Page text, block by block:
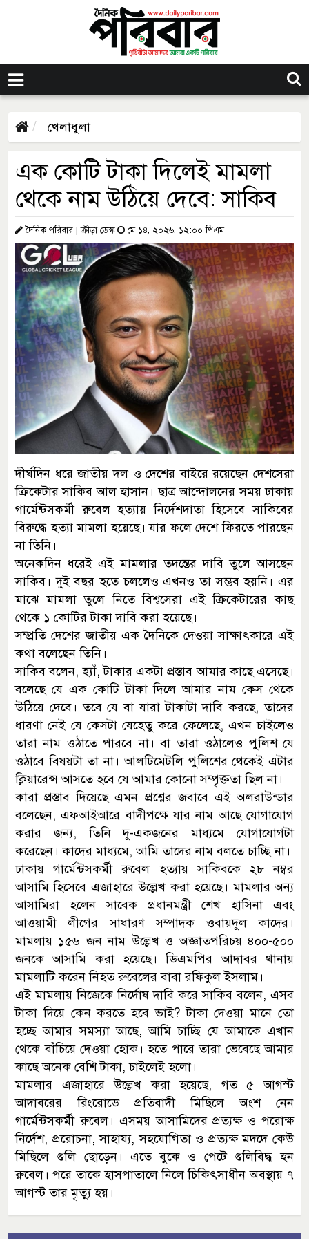
খেলাধুলা
এক কোটি টাকা দিলেই মামলা
থেকে নাম উঠিয়ে দেবে: সাকিব
দৈনিক পরিবার | ক্রীড়া ডেস্ক মে ১৪, ২০২৬, ১২:০০ পিএম
দীর্ঘদিন ধরে জাতীয় দল ও দেশের বাইরে রয়েছেন দেশসেরা
ক্রিকেটার সাকিব আল হাসান। ছাত্র আন্দোলনের সময় ঢাকায়
গার্মেন্টসকর্মী রুবেল হত্যায় নির্দেশদাতা হিসেবে সাকিবের
বিরুদ্ধে হত্যা মামলা হয়েছে। যার ফলে দেশে ফিরতে পারছেন
না তিনি।
অনেকদিন ধরেই এই মামলার তদন্তের দাবি তুলে আসছেন
সাকিব। দুই বছর হতে চললেও এখনও তা সম্ভব হয়নি। এর
মাঝে মামলা তুলে নিতে বিশ্বসেরা এই ক্রিকেটারের কাছ
থেকে ১ কোটির টাকা দাবি করা হয়েছে।
সম্প্রতি দেশের জাতীয় এক দৈনিকে দেওয়া সাক্ষাৎকারে এই
কথা বলেছেন তিনি।
সাকিব বলেন, হ্যাঁ, টাকার একটা প্রস্তাব আমার কাছে এসেছে।
বলেছে যে এক কোটি টাকা দিলে আমার নাম কেস থেকে
উঠিয়ে দেবে। তবে যে বা যারা টাকাটা দাবি করছে, তাদের
ধারণা নেই যে কেসটা যেহেতু করে ফেলেছে, এখন চাইলেও
তারা নাম ওঠাতে পারবে না। বা তারা ওঠালেও পুলিশ যে
ওঠাবে বিষয়টা তা না। আলটিমেটলি পুলিশের থেকেই এটার
ক্লিয়ারেন্স আসতে হবে যে আমার কোনো সম্পৃক্ততা ছিল না।
কারা প্রস্তাব দিয়েছে এমন প্রশ্নের জবাবে এই অলরাউন্ডার
বলেছেন, এফআইআরে বাদীপক্ষে যার নাম আছে যোগাযোগ
করার জন্য, তিনি দু-একজনের মাধ্যমে যোগাযোগটা
করেছেন। কাদের মাধ্যমে, আমি তাদের নাম বলতে চাচ্ছি না।
ঢাকায় গার্মেন্টসকর্মী রুবেল হত্যায় সাকিবকে ২৮ নম্বর
আসামি হিসেবে এজাহারে উল্লেখ করা হয়েছে। মামলার অন্য
আসামিরা হলেন সাবেক প্রধানমন্ত্রী শেখ হাসিনা এবং
আওয়ামী লীগের সাধারণ সম্পাদক ওবায়দুল কাদের।
মামলায় ১৫৬ জন নাম উল্লেখ ও অজ্ঞাতপরিচয় ৪০০-৫০০
জনকে আসামি করা হয়েছে। ডিএমপির আদাবর থানায়
মামলাটি করেন নিহত রুবেলের বাবা রফিকুল ইসলাম।
এই মামলায় নিজেকে নির্দোষ দাবি করে সাকিব বলেন, এসব
টাকা দিয়ে কেন করতে হবে ভাই? টাকা দেওয়া মানে তো
হচ্ছে আমার সমস্যা আছে, আমি চাচ্ছি যে আমাকে এখান
থেকে বাঁচিয়ে দেওয়া হোক। হতে পারে তারা ভেবেছে আমার
কাছে অনেক বেশি টাকা, চাইলেই হলো।
মামলার এজাহারে উল্লেখ করা হয়েছে, গত ৫ আগস্ট
আদাবরের রিংরোডে প্রতিবাদী মিছিলে অংশ নেন
গার্মেন্টসকর্মী রুবেল। এসময় আসামিদের প্রত্যক্ষ ও পরোক্ষ
নির্দেশ, প্ররোচনা, সাহায্য, সহযোগিতা ও প্রত্যক্ষ মদদে কেউ
মিছিলে গুলি ছোড়েন। এতে বুকে ও পেটে গুলিবিদ্ধ হন
রুবেল। পরে তাকে হাসপাতালে নিলে চিকিৎসাধীন অবস্থায় ৭
আগস্ট তার মৃত্যু হয়।